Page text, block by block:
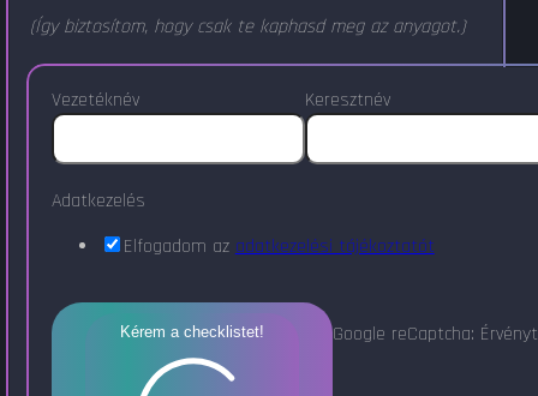
(Így biztosítom, hogy csak te kaphasd meg az anyagot.)
Vezetéknév Keresztnév
Adatkezelés
Elfogadom az adatkezelési tájékoztatót
Kérem a checklistet! Google reCaptcha: